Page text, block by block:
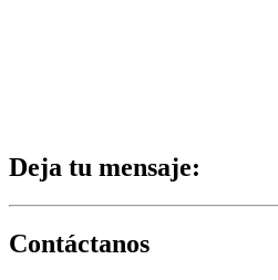
Deja tu mensaje:
Contáctanos